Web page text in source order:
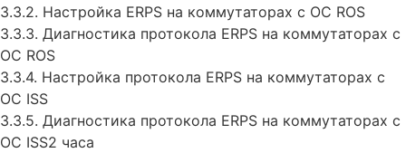
3.3.2. Настройка ERPS на коммутаторах с ОС ROS
3.3.3. Диагностика протокола ERPS на коммутаторах с
ОС ROS
3.3.4. Настройка протокола ERPS на коммутаторах с
ОС ISS
3.3.5. Диагностика протокола ERPS на коммутаторах с
ОС ISS2 часа